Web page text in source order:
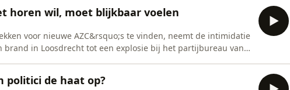
horen wil, moet blijkbaar voelen
voor nieuwe AZC&rsquo;s te vinden, neemt de intimidatie
brand in Loosdrecht tot een explosie bij het partijbureau van
politici de haat op?